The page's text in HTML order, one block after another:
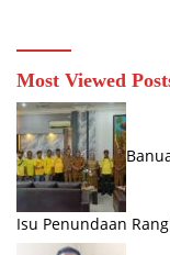
Most Viewed
Isu Penundaan